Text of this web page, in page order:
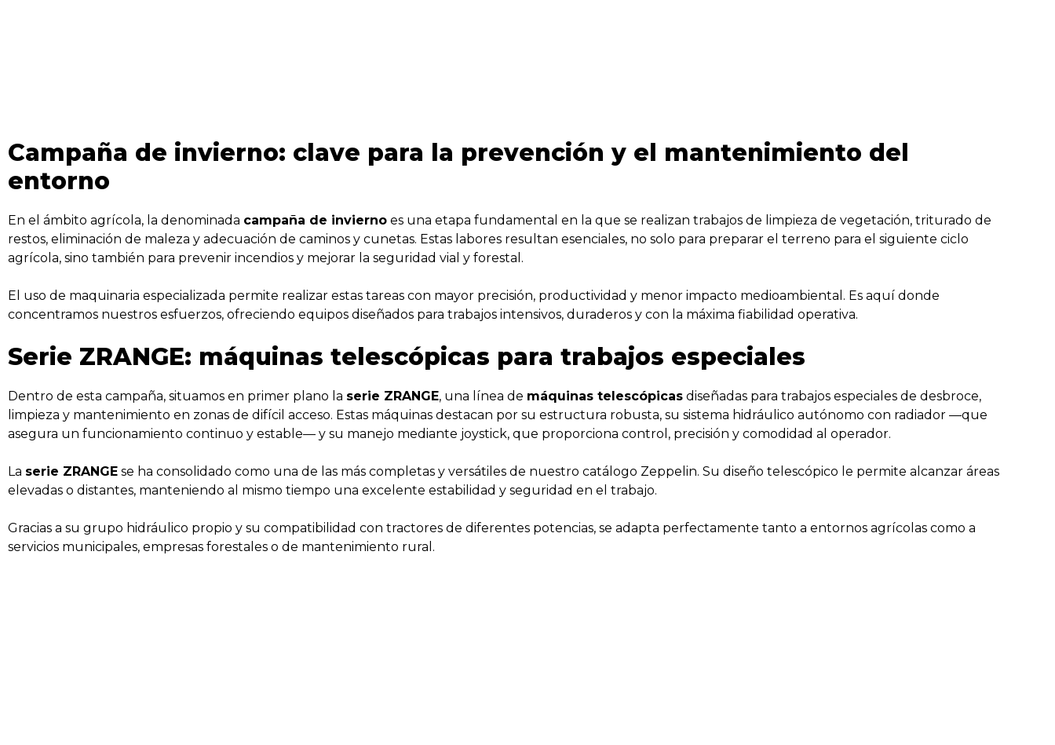
Campaña de invierno: clave para la prevención y el mantenimiento del
entorno
En el ámbito agrícola, la denominada campaña de invierno es una etapa fundamental en la que se realizan trabajos de limpieza de vegetación, triturado de
restos, eliminación de maleza y adecuación de caminos y cunetas. Estas labores resultan esenciales, no solo para preparar el terreno para el siguiente ciclo
agrícola, sino también para prevenir incendios y mejorar la seguridad vial y forestal.
El uso de maquinaria especializada permite realizar estas tareas con mayor precisión, productividad y menor impacto medioambiental. Es aquí donde
concentramos nuestros esfuerzos, ofreciendo equipos diseñados para trabajos intensivos, duraderos y con la máxima fiabilidad operativa.
Serie ZRANGE: máquinas telescópicas para trabajos especiales
Dentro de esta campaña, situamos en primer plano la serie ZRANGE, una línea de máquinas telescópicas diseñadas para trabajos especiales de desbroce,
limpieza y mantenimiento en zonas de difícil acceso. Estas máquinas destacan por su estructura robusta, su sistema hidráulico autónomo con radiador —que
asegura un funcionamiento continuo y estable— y su manejo mediante joystick, que proporciona control, precisión y comodidad al operador.
La serie ZRANGE se ha consolidado como una de las más completas y versátiles de nuestro catálogo Zeppelin. Su diseño telescópico le permite alcanzar áreas
elevadas o distantes, manteniendo al mismo tiempo una excelente estabilidad y seguridad en el trabajo.
Gracias a su grupo hidráulico propio y su compatibilidad con tractores de diferentes potencias, se adapta perfectamente tanto a entornos agrícolas como a
servicios municipales, empresas forestales o de mantenimiento rural.